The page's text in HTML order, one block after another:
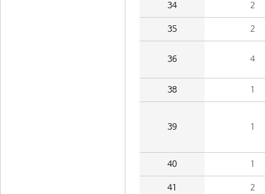
34 2
35 2
36 4
38 1
39 1
40 1
41 2